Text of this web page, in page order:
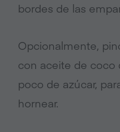
bordes de las
Opcionalmente,
con aceite de coco
poco de azúcar,
hornear.